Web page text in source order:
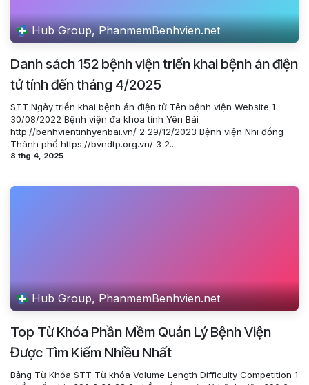
Hub Group, PhanmemBenhvien.net
Danh sách 152 bệnh viện triển khai bệnh án điện
tử tính đến tháng 4/2025
STT Ngày triển khai bệnh án điện tử Tên bệnh viện Website 1
30/08/2022 Bệnh viện đa khoa tỉnh Yên Bái
http://benhvientinhyenbai.vn/ 2 29/12/2023 Bệnh viện Nhi đồng
Thành phố https://bvndtp.org.vn/ 3 2...
8 thg 4, 2025
Hub Group, PhanmemBenhvien.net
Top Từ Khóa Phần Mềm Quản Lý Bệnh Viện
Được Tìm Kiếm Nhiều Nhất
Bảng Từ Khóa STT Từ khóa Volume Length Difficulty Competition 1